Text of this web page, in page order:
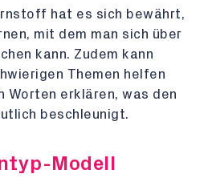
hat es sich bewährt,
mit dem man sich über
kann. Zudem kann
Themen helfen
Worten erklären, was den
beschleunigt.
Modell